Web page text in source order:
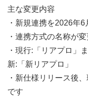
主な変更内容
・新規連携を2026年
・連携方式の名称が
・現行:「リアプロ」
新:「新リアプロ」
・新仕様リリース後
です